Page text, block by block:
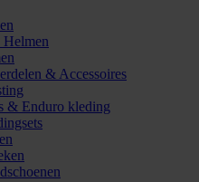
Helmen
& Accessoires
& Enduro kleding